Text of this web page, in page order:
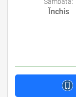
Închis